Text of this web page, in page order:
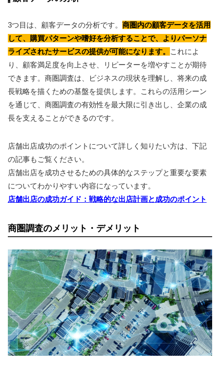
3つ目は、顧客データの分析です。 商圏内の顧客データを活用
して、購買パターンや嗜好を分析することで、よりパーソナ
ライズされたサービスの提供が可能になります。
これによ
り、顧客満足度を向上させ、リピーターを増やすことが期待
できます。商圏調査は、ビジネスの現状を理解し、将来の成
長戦略を描くための基盤を提供します。これらの活用シーン
を通じて、商圏調査の有効性を最大限に引き出し、企業の成
長を支えることができるのです。
店舗出店成功のポイントについて詳しく知りたい方は、下記
の記事もご覧ください。
店舗出店を成功させるための具体的なステップと重要な要素
についてわかりやすい内容になっています。
店舗出店の成功ガイド：戦略的な出店計画と成功のポイント
商圏調査のメリット・デメリット